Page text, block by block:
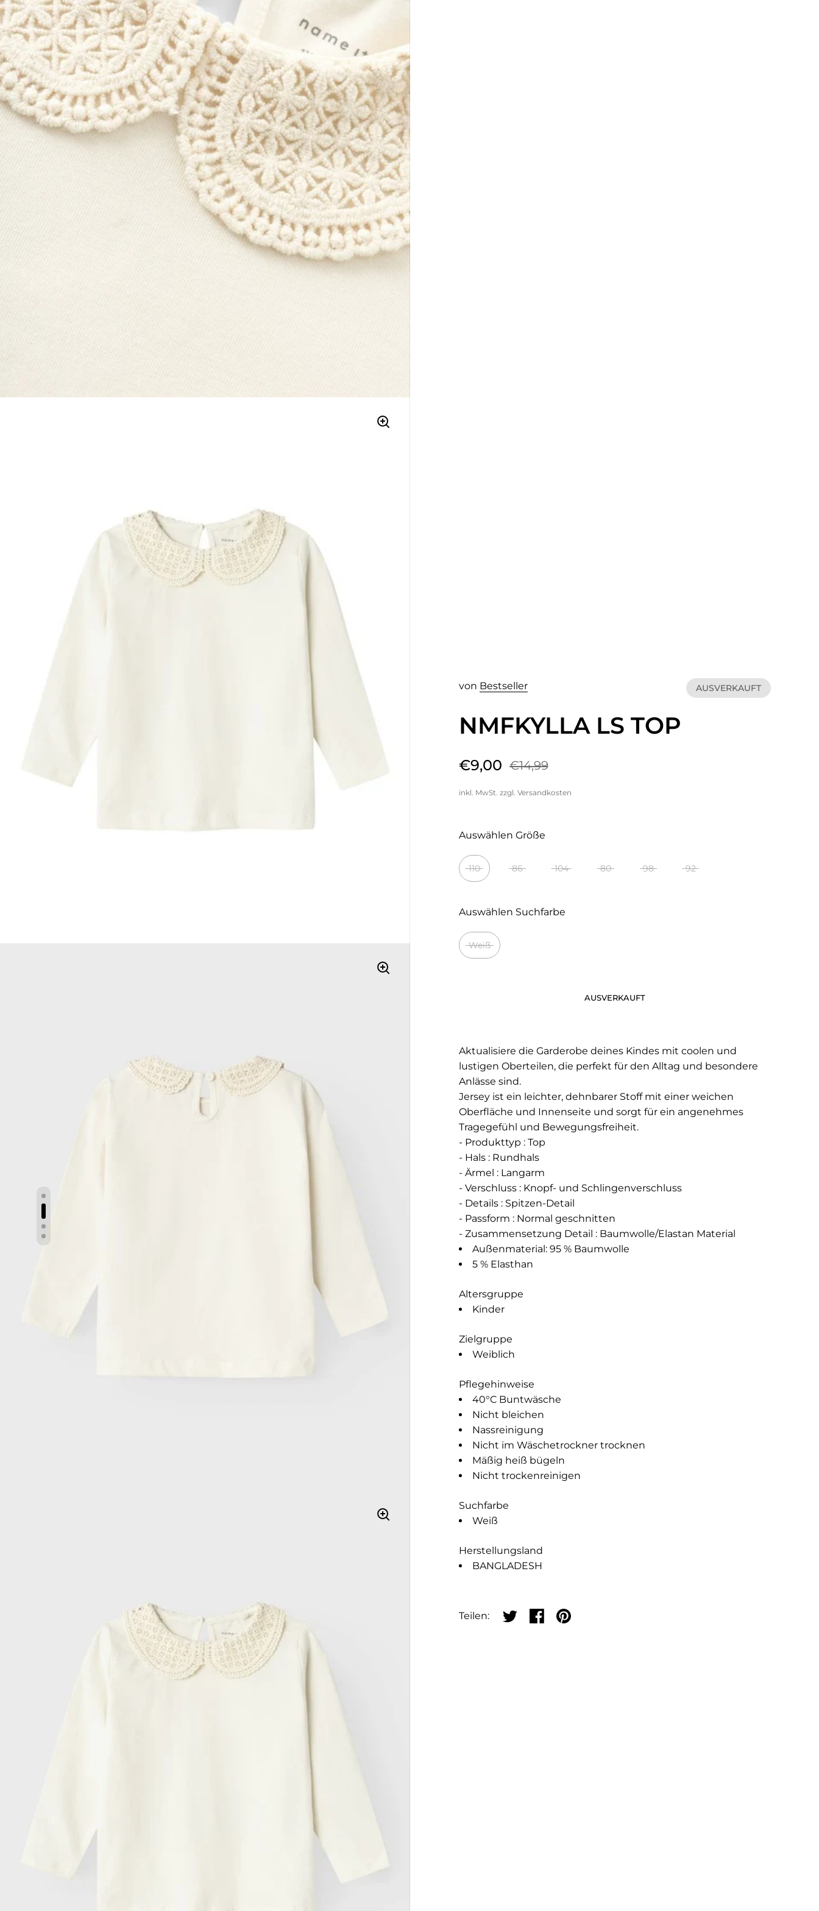
von Bestseller
NMFKYLLA LS TOP
AUSVERKAUFT
€9,00 €14,99
inkl. MwSt. zzgl. Versandkosten
Auswählen Größe
110 86 104 80 98 92
Auswählen Suchfarbe
Weiß
AUSVERKAUFT
Aktualisiere die Garderobe deines Kindes mit coolen und
lustigen Oberteilen, die perfekt für den Alltag und besondere
Anlässe sind.
Jersey ist ein leichter, dehnbarer Stoff mit einer weichen
Oberfläche und Innenseite und sorgt für ein angenehmes
Tragegefühl und Bewegungsfreiheit.
- Produkttyp : Top
- Hals : Rundhals
- Ärmel : Langarm
- Verschluss : Knopf- und Schlingenverschluss
- Details : Spitzen-Detail
- Passform : Normal geschnitten
- Zusammensetzung Detail : Baumwolle/Elastan Material
Außenmaterial: 95 % Baumwolle
5 % Elasthan
Altersgruppe
Kinder
Zielgruppe
Weiblich
Pflegehinweise
40°C Buntwäsche
Nicht bleichen
Nassreinigung
Nicht im Wäschetrockner trocknen
Mäßig heiß bügeln
Nicht trockenreinigen
Suchfarbe
Weiß
Herstellungsland
BANGLADESH
Teilen: Auf Twitter teilen
Auf Facebook teilen
Auf Pinterest teilen